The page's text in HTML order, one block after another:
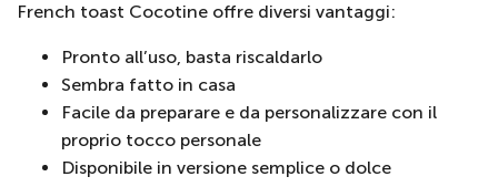
French toast Cocotine offre diversi vantaggi:
Pronto all’uso, basta riscaldarlo
Sembra fatto in casa
Facile da preparare e da personalizzare con il
proprio tocco personale
Disponibile in versione semplice o dolce